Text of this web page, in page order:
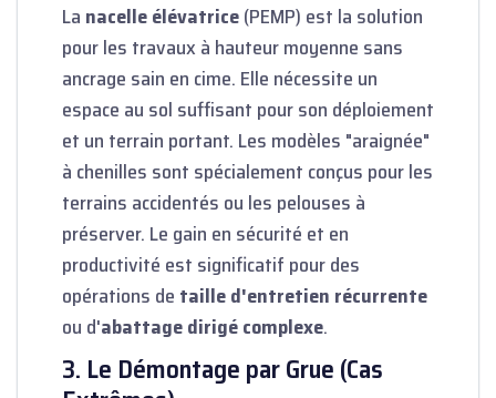
La nacelle élévatrice(PEMP) est la solution
pour les travaux à hauteur moyenne sans
ancrage sain en cime. Elle nécessite un
espace au sol suffisant pour son déploiement
et un terrain portant. Les modèles "araignée"
à chenilles sont spécialement conçus pour les
terrains accidentés ou les pelouses à
préserver. Le gain en sécurité et en
productivité est significatif pour des
opérations de taille d'entretien récurrente
ou d'abattage dirigé complexe.
3. Le Démontage par Grue (Cas